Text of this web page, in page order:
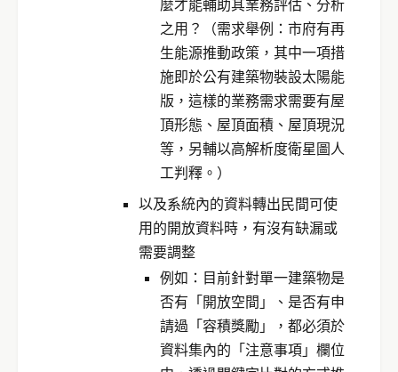
麼才能輔助其業務評估、分析
之用？（需求舉例：市府有再
生能源推動政策，其中一項措
施即於公有建築物裝設太陽能
版，這樣的業務需求需要有屋
頂形態、屋頂面積、屋頂現況
等，另輔以高解析度衛星圖人
工判釋。）
以及系統內的資料轉出民間可使
用的開放資料時，有沒有缺漏或
需要調整
例如：目前針對單一建築物是
否有「開放空間」、是否有申
請過「容積獎勵」，都必須於
資料集內的「注意事項」欄位